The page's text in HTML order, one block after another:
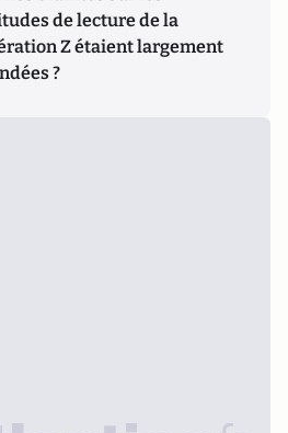
de lecture de la
Z étaient largement
?